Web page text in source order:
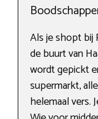
Als je shopt bij
de buurt van
wordt gepickt
supermarkt,
helemaal vers.